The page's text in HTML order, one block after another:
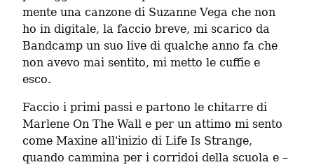
mente una canzone di Suzanne Vega che non
ho in digitale, la faccio breve, mi scarico da
Bandcamp un suo live di qualche anno fa che
non avevo mai sentito, mi metto le cuffie e
esco.
Faccio i primi passi e partono le chitarre di
Marlene On The Wall e per un attimo mi sento
come Maxine all'inizio di Life Is Strange,
quando cammina per i corridoi della scuola e –